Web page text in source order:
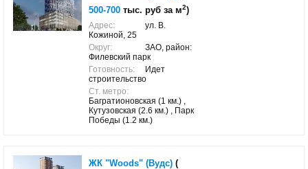
500-700 тыс. руб за м2)
Адрес:
ул. В.
Кожиной, 25
Округ:
ЗАО, район:
Филевский парк
Готовность:
Идет
строительство
Ст. метро:
Багратионовская (1 км.) ,
Кутузовская (2.6 км.) , Парк
Победы (1.2 км.)
ЖК "Woods" (Вудс) (